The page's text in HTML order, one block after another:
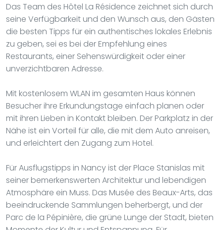
Das Team des Hôtel La Résidence zeichnet sich durch
seine Verfügbarkeit und den Wunsch aus, den Gästen
die besten Tipps für ein authentisches lokales Erlebnis
zu geben, sei es bei der Empfehlung eines
Restaurants, einer Sehenswürdigkeit oder einer
unverzichtbaren Adresse.
Mit kostenlosem WLAN im gesamten Haus können
Besucher ihre Erkundungstage einfach planen oder
mit ihren Lieben in Kontakt bleiben. Der Parkplatz in der
Nähe ist ein Vorteil für alle, die mit dem Auto anreisen,
und erleichtert den Zugang zum Hotel.
Für Ausflugstipps in Nancy ist der Place Stanislas mit
seiner bemerkenswerten Architektur und lebendigen
Atmosphäre ein Muss. Das Musée des Beaux-Arts, das
beeindruckende Sammlungen beherbergt, und der
Parc de la Pépinière, die grüne Lunge der Stadt, bieten